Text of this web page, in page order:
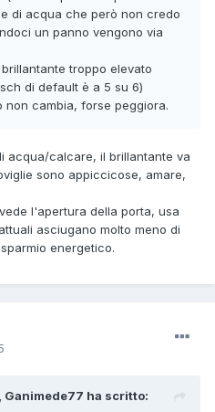
di acqua che però non credo
un panno vengono via
troppo elevato
di default è a 5 su 6)
non cambia, forse peggiora.
acqua/calcare, il brillantante va
sono appiccicose, amare,
l'apertura della porta, usa
asciugano molto meno di
energetico.
Ganimede77 ha scritto: